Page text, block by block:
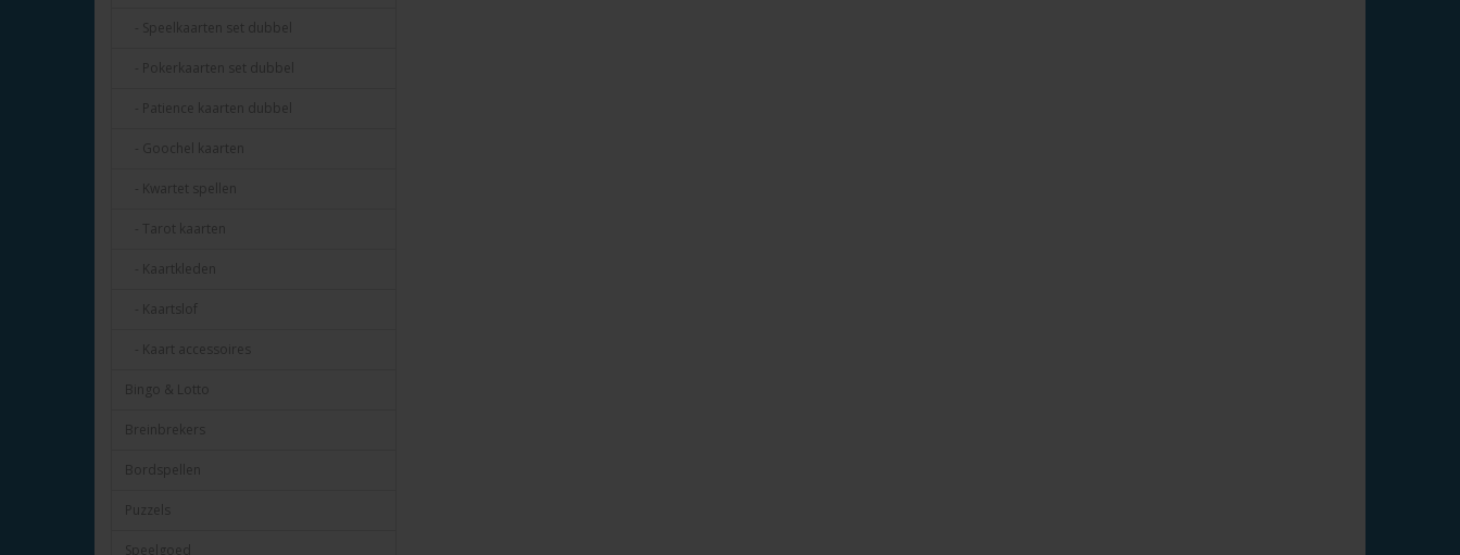
- Speelkaarten set dubbel
- Pokerkaarten set dubbel
- Patience kaarten dubbel
- Goochel kaarten
- Kwartet spellen
- Tarot kaarten
- Kaartkleden
- Kaartslof
- Kaart accessoires
Bingo & Lotto
Breinbrekers
Bordspellen
Puzzels
Speelgoed